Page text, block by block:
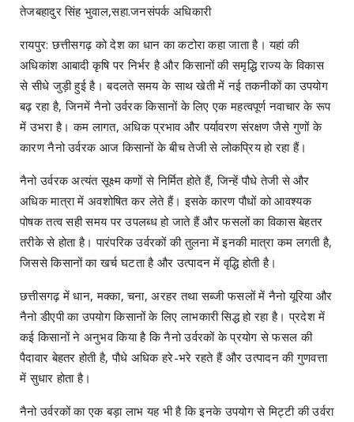
तेजबहादुर सिंह भुवाल,सहा.जनसंपर्क अधिकारी
रायपुर: छत्तीसगढ़ को देश का धान का कटोरा कहा जाता है। यहां की
अधिकांश आबादी कृषि पर निर्भर है और किसानों की समृद्धि राज्य के विकास
से सीधे जुड़ी हुई है। बदलते समय के साथ खेती में नई तकनीकों का उपयोग
बढ़ रहा है, जिनमें नैनो उर्वरक किसानों के लिए एक महत्वपूर्ण नवाचार के रूप
में उभरा है। कम लागत, अधिक प्रभाव और पर्यावरण संरक्षण जैसे गुणों के
कारण नैनो उर्वरक आज किसानों के बीच तेजी से लोकप्रिय हो रहा हैं।
नैनो उर्वरक अत्यंत सूक्ष्म कणों से निर्मित होते हैं, जिन्हें पौधे तेजी से और
अधिक मात्रा में अवशोषित कर लेते हैं। इसके कारण पौधों को आवश्यक
पोषक तत्व सही समय पर उपलब्ध हो जाते हैं और फसलों का विकास बेहतर
तरीके से होता है। पारंपरिक उर्वरकों की तुलना में इनकी मात्रा कम लगती है,
जिससे किसानों का खर्च घटता है और उत्पादन में वृद्धि होती है।
छत्तीसगढ़ में धान, मक्का, चना, अरहर तथा सब्जी फसलों में नैनो यूरिया और
नैनो डीएपी का उपयोग किसानों के लिए लाभकारी सिद्ध हो रहा है। प्रदेश में
कई किसानों ने अनुभव किया है कि नैनो उर्वरकों के प्रयोग से फसल की
पैदावार बेहतर होती है, पौधे अधिक हरे-भरे रहते हैं और उत्पादन की गुणवत्ता
में सुधार होता है।
नैनो उर्वरकों का एक बड़ा लाभ यह भी है कि इनके उपयोग से मिट्टी की उर्वरा